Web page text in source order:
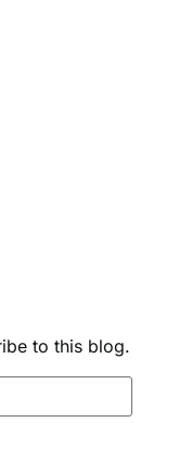
to this blog.